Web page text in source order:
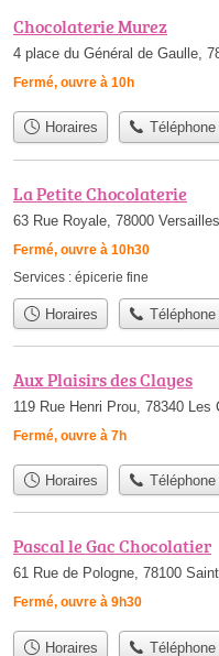
Chocolaterie Murez
4 place du Général de Gaulle,
Fermé, ouvre à 10h
Horaires Téléphone
La Petite Chocolaterie
63 Rue Royale, 78000 Versailles
Fermé, ouvre à 10h30
Services : épicerie fine
Horaires Téléphone
Aux Plaisirs des Clayes
119 Rue Henri Prou, 78340 Les
Fermé, ouvre à 7h
Horaires Téléphone
Pascal le Gac Chocolatier
61 Rue de Pologne, 78100
Fermé, ouvre à 9h30
Horaires Téléphone